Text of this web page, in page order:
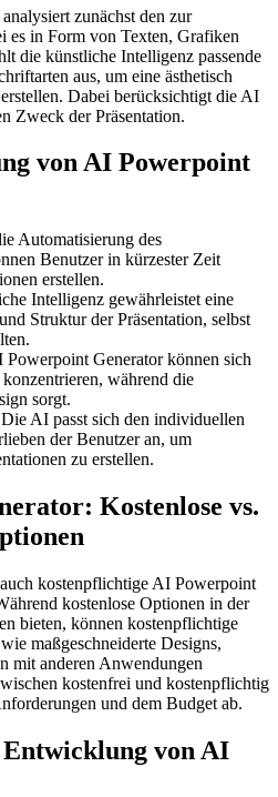
zunächst den zur
es in Form von Texten, Grafiken
die künstliche Intelligenz passende
aus, um eine ästhetisch
Dabei berücksichtigt die AI
Zweck der Präsentation.
von AI Powerpoint
Automatisierung des
Benutzer in kürzester Zeit
erstellen.
Intelligenz gewährleistet eine
Struktur der Präsentation, selbst
Generator können sich
während die
sorgt.
Die AI passt sich den individuellen
der Benutzer an, um
zu erstellen.
Kostenlose vs.
kostenpflichtige AI Powerpoint
kostenlose Optionen in der
bieten, können kostenpflichtige
maßgeschneiderte Designs,
mit anderen Anwendungen
kostenfrei und kostenpflichtig
und dem Budget ab.
von AI